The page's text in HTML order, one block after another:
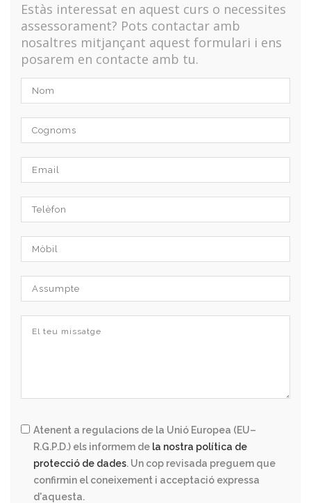
Estàs interessat en aquest curs o necessites
assessorament? Pots contactar amb
nosaltres mitjançant aquest formulari i ens
posarem en contacte amb tu.
Atenent a regulacions de la Unió Europea (EU–
R.G.P.D.) els informem de la nostra política de
protecció de dades. Un cop revisada preguem que
confirmin el coneixement i acceptació expressa
d'aquesta.